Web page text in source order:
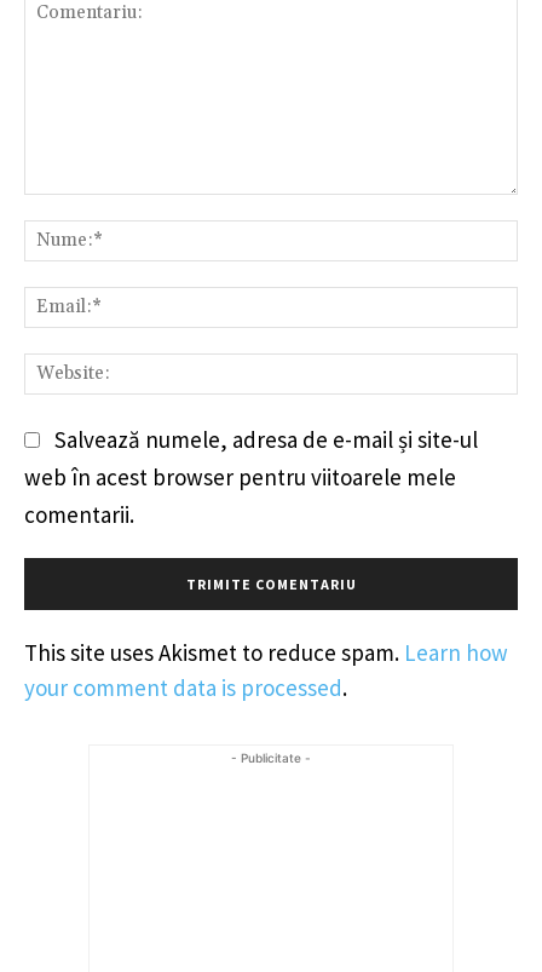
Salvează numele, adresa de e-mail și site-ul
web în acest browser pentru viitoarele mele
comentarii.
This site uses Akismet to reduce spam. Learn how
your comment data is processed.
- Publicitate -